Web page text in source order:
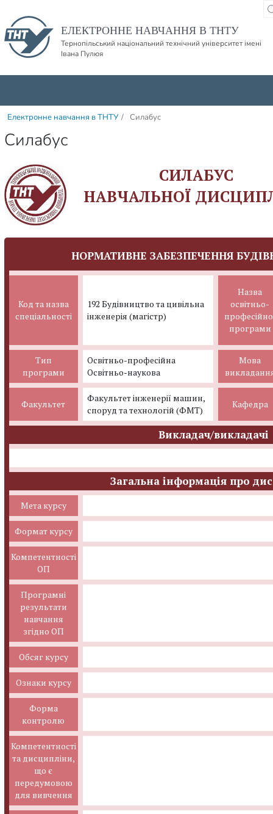
ЕЛЕКТРОННЕ НАВЧАННЯ В ТНТУ
Тернопільський національний технічний університет імені
Івана Пулюя
Електронне навчання в ТНТУ / Силабус
Силабус
СИЛАБУС
НАВЧАЛЬНОЇ
НОРМАТИВНЕ ЗАБЕЗПЕЧЕННЯ
Код та назва
спеціальності
Назва
освітньо-
програми
192 Будівництво та цивільна
інженерія (магістр)
Тип
програми
Освітньо-професійна
Освітньо-наукова
Мова
Факультет
Факультет інженерії машин,
споруд та технологій (ФМТ)
Кафедра
Викладач/викладачі
Загальна інформація про
Мета курсу
Формат курсу
Компетентності
ОП
Програмні
результати
навчання
згідно ОП
Обсяг курсу
Ознаки курсу
Форма
контролю
Компетентності
та дисципліни,
що є
передумовою
для вивчення